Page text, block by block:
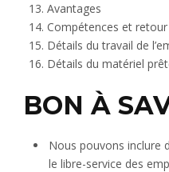
Avantages
Compétences et retour
Détails du travail de
Détails du matériel
BON À
Nous pouvons inclure
le libre-service des